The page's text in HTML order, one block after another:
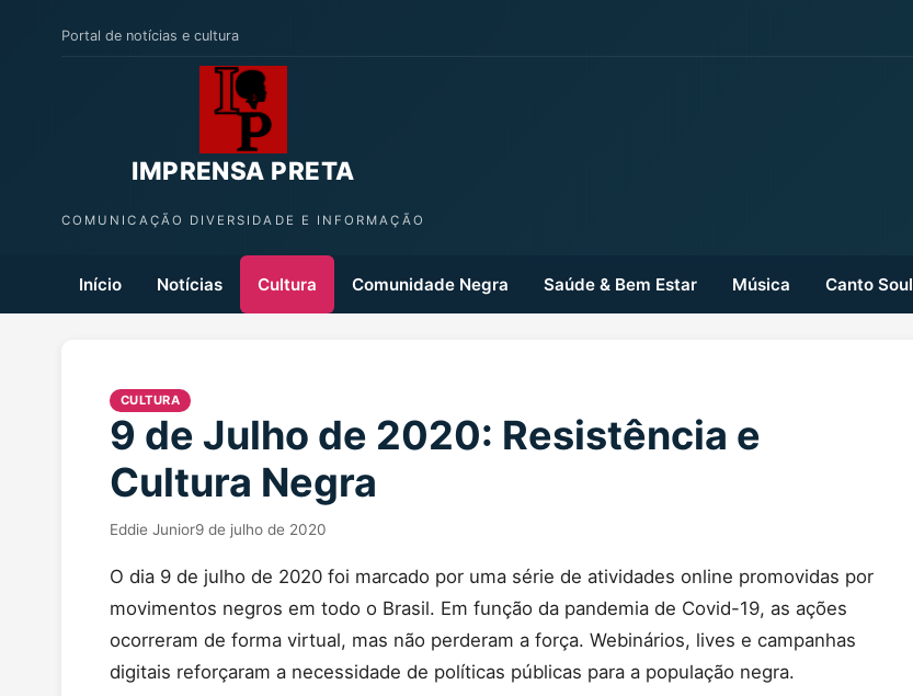
Portal de notícias e cultura
IMPRENSA PRETA
COMUNICAÇÃO DIVERSIDADE E INFORMAÇÃO
Início Notícias Cultura Comunidade Negra Saúde & Bem Estar Música Canto Soul
CULTURA
9 de Julho de 2020: Resistência e
Cultura Negra
Eddie Junior9 de julho de 2020
O dia 9 de julho de 2020 foi marcado por uma série de atividades online promovidas por
movimentos negros em todo o Brasil. Em função da pandemia de Covid-19, as ações
ocorreram de forma virtual, mas não perderam a força. Webinários, lives e campanhas
digitais reforçaram a necessidade de políticas públicas para a população negra.